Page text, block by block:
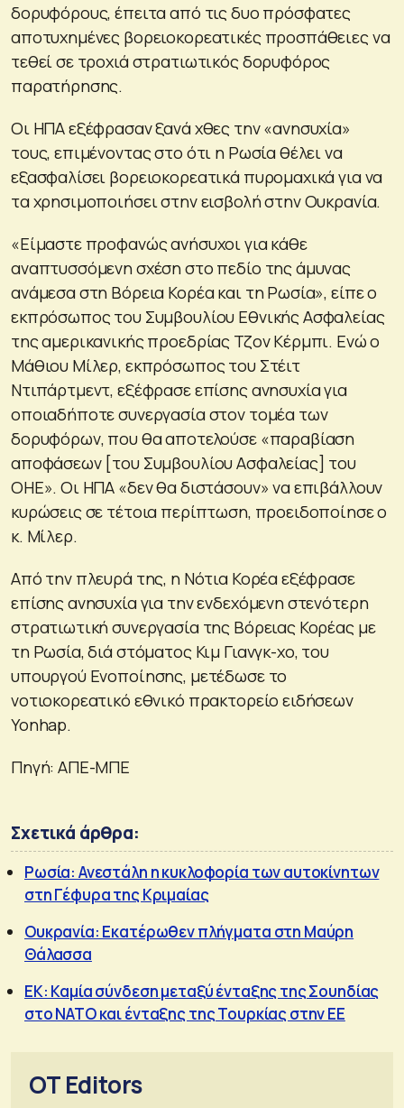
δορυφόρους, έπειτα από τις δυο πρόσφατες
αποτυχημένες βορειοκορεατικές προσπάθειες να
τεθεί σε τροχιά στρατιωτικός δορυφόρος
παρατήρησης.
Οι ΗΠΑ εξέφρασαν ξανά χθες την «ανησυχία»
τους, επιμένοντας στο ότι η Ρωσία θέλει να
εξασφαλίσει βορειοκορεατικά πυρομαχικά για να
τα χρησιμοποιήσει στην εισβολή στην Ουκρανία.
«Είμαστε προφανώς ανήσυχοι για κάθε
αναπτυσσόμενη σχέση στο πεδίο της άμυνας
ανάμεσα στη Βόρεια Κορέα και τη Ρωσία», είπε ο
εκπρόσωπος του Συμβουλίου Εθνικής Ασφαλείας
της αμερικανικής προεδρίας Τζον Κέρμπι. Ενώ ο
Μάθιου Μίλερ, εκπρόσωπος του Στέιτ
Ντιπάρτμεντ, εξέφρασε επίσης ανησυχία για
οποιαδήποτε συνεργασία στον τομέα των
δορυφόρων, που θα αποτελούσε «παραβίαση
αποφάσεων [του Συμβουλίου Ασφαλείας] του
ΟΗΕ». Οι ΗΠΑ «δεν θα διστάσουν» να επιβάλλουν
κυρώσεις σε τέτοια περίπτωση, προειδοποίησε ο
κ. Μίλερ.
Από την πλευρά της, η Νότια Κορέα εξέφρασε
επίσης ανησυχία για την ενδεχόμενη στενότερη
στρατιωτική συνεργασία της Βόρειας Κορέας με
τη Ρωσία, διά στόματος Κιμ Γιανγκ-χο, του
υπουργού Ενοποίησης, μετέδωσε το
νοτιοκορεατικό εθνικό πρακτορείο ειδήσεων
Yonhap.
Πηγή: ΑΠΕ-ΜΠΕ
Σχετικά άρθρα:
Ρωσία: Ανεστάλη η κυκλοφορία των αυτοκίνητων
στη Γέφυρα της Κριμαίας
Ουκρανία: Εκατέρωθεν πλήγματα στη Μαύρη
Θάλασσα
ΕΚ: Καμία σύνδεση μεταξύ ένταξης της Σουηδίας
στο ΝΑΤΟ και ένταξης της Τουρκίας στην ΕΕ
OT Editors